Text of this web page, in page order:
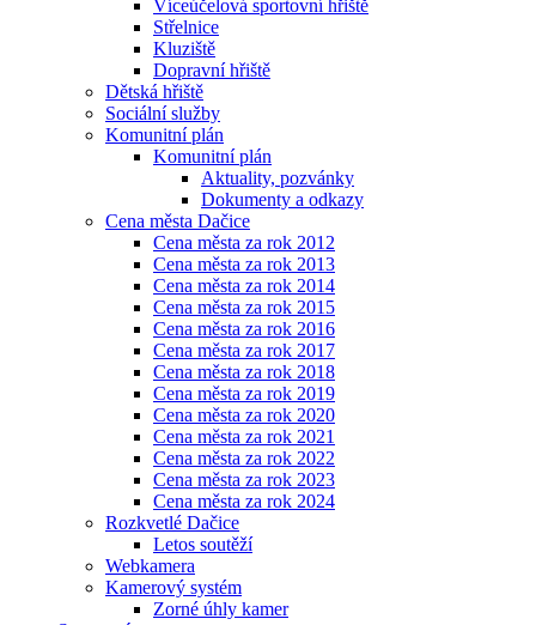
Víceúčelová sportovní hřiště
Střelnice
Kluziště
Dopravní hřiště
Dětská hřiště
Sociální služby
Komunitní plán
Komunitní plán
Aktuality, pozvánky
Dokumenty a odkazy
Cena města Dačice
Cena města za rok 2012
Cena města za rok 2013
Cena města za rok 2014
Cena města za rok 2015
Cena města za rok 2016
Cena města za rok 2017
Cena města za rok 2018
Cena města za rok 2019
Cena města za rok 2020
Cena města za rok 2021
Cena města za rok 2022
Cena města za rok 2023
Cena města za rok 2024
Rozkvetlé Dačice
Letos soutěží
Webkamera
Kamerový systém
Zorné úhly kamer